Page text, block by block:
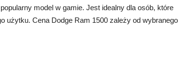
model w gamie. Jest idealny dla osób, które
użytku. Cena Dodge Ram 1500 zależy od wybranego